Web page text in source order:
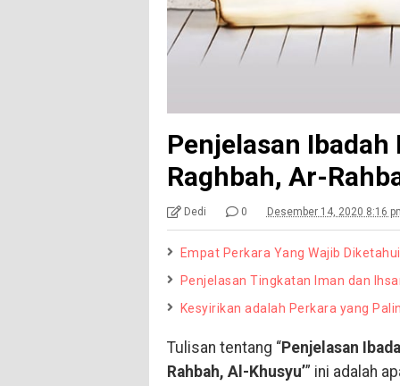
Penjelasan Ibadah
Raghbah, Ar-
Dedi 0 Desember 14, 2020 8:16
Empat Perkara Yang Wajib Diketahui
Penjelasan Tingkatan Iman dan
Kesyirikan adalah Perkara yang
Tulisan tentang “Penjelasan
Rahbah, Al-Khusyu’” ini adalah